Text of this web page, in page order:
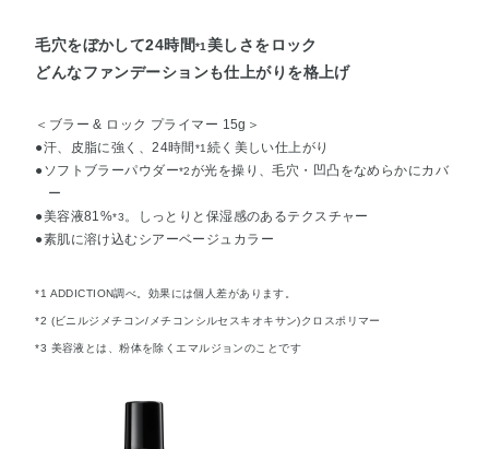
毛穴をぼかして24時間*1 美しさをロック
どんなファンデーションも仕上がりを格上げ
＜ブラー & ロック プライマー 15g＞
●汗、皮脂に強く、24時間 *1 続く美しい仕上がり
●ソフトブラーパウダー*2が光を操り、毛穴・凹凸をなめらかにカバ
ー
●美容液81%*3。しっとりと保湿感のあるテクスチャー
●素肌に溶け込むシアーベージュカラー
*1 ADDICTION調べ。効果には個人差があります。
*2 (ビニルジメチコン/メチコンシルセスキオキサン)クロスポリマー
*3 美容液とは、粉体を除くエマルジョンのことです